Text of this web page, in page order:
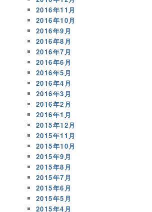
2016年11月
2016年10月
2016年9月
2016年8月
2016年7月
2016年6月
2016年5月
2016年4月
2016年3月
2016年2月
2016年1月
2015年12月
2015年11月
2015年10月
2015年9月
2015年8月
2015年7月
2015年6月
2015年5月
2015年4月